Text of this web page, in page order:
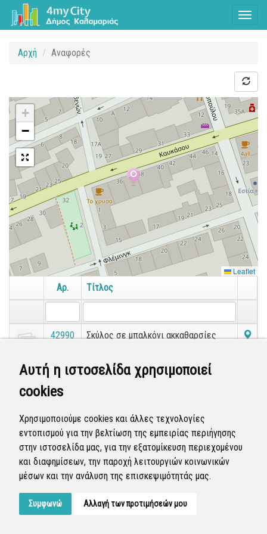
Αυτή η ιστοσελίδα χρησιμοποιεί
cookies
Χρησιμοποιούμε cookies και άλλες τεχνολογίες
εντοπισμού για την βελτίωση της εμπειρίας περιήγησης
στην ιστοσελίδα μας, για την εξατομίκευση περιεχομένου
και διαφημίσεων, την παροχή λειτουργιών κοινωνικών
μέσων και την ανάλυση της επισκεψιμότητάς μας.
Συμφωνώ Αλλαγή των προτιμήσεών μου
Αρχή Αναφορές
+
−
Leaflet
Αρ. Τίτλος
42990
Σκύλος σε μπαλκόνι ακκαθαρσίες
2 Εμφανίζονται21-21από21